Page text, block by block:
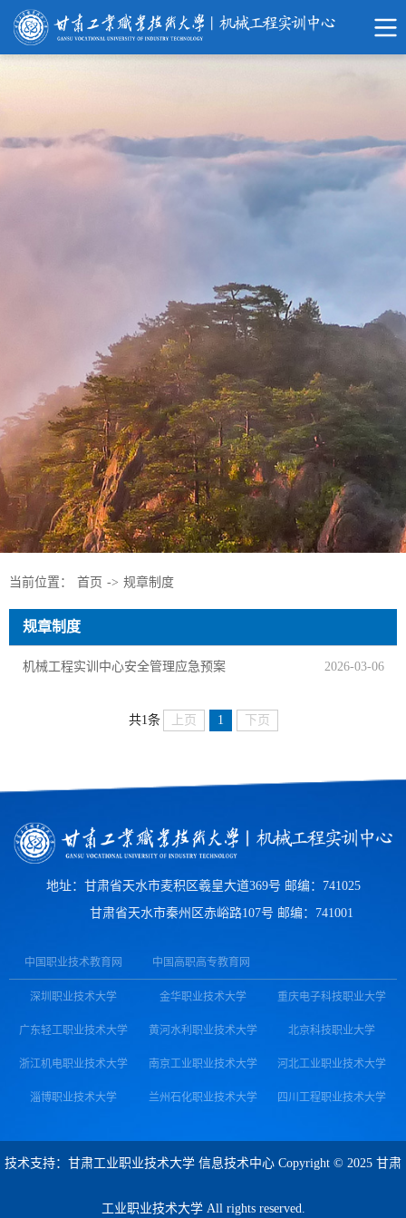
当前位置： 首页 -> 规章制度
规章制度
2026-03-06
机械工程实训中心安全管理应急预案
共1条 上页 1 下页
地址：甘肃省天水市麦积区羲皇大道369号 邮编： 741025
甘肃省天水市秦州区赤峪路107号 邮编： 741001
中国职业技术教育网 中国高职高专教育网
深圳职业技术大学 金华职业技术大学 重庆电子科技职业大学
广东轻工职业技术大学 黄河水利职业技术大学 北京科技职业大学
浙江机电职业技术大学 南京工业职业技术大学 河北工业职业技术大学
淄博职业技术大学 兰州石化职业技术大学 四川工程职业技术大学
技术支持：甘肃工业职业技术大学 信息技术中心 Copyright © 2025 甘肃
工业职业技术大学 All rights reserved.